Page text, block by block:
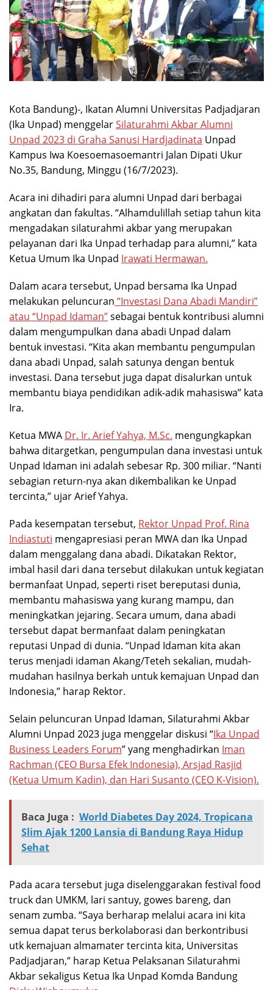
Kota Bandung)-, Ikatan Alumni Universitas Padjadjaran
(Ika Unpad) menggelarSilaturahmi Akbar Alumni
Unpad 2023 di Graha Sanusi Hardjadinata Unpad
Kampus Iwa Koesoemasoemantri Jalan Dipati Ukur
No.35, Bandung, Minggu (16/7/2023).
Acara ini dihadiri para alumni Unpad dari berbagai
angkatan dan fakultas. “Alhamdulillah setiap tahun kita
mengadakan silaturahmi akbar yang merupakan
pelayanan dari Ika Unpad terhadap para alumni,” kata
Ketua Umum Ika Unpad Irawati Hermawan.
Dalam acara tersebut, Unpad bersama Ika Unpad
melakukan peluncuran “Investasi Dana Abadi Mandiri”
atau “Unpad Idaman”sebagai bentuk kontribusi alumni
dalam mengumpulkan dana abadi Unpad dalam
bentuk investasi. “Kita akan membantu pengumpulan
dana abadi Unpad, salah satunya dengan bentuk
investasi. Dana tersebut juga dapat disalurkan untuk
membantu biaya pendidikan adik-adik mahasiswa” kata
Ira.
Ketua MWA Dr. Ir. Arief Yahya, M.Sc. mengungkapkan
bahwa ditargetkan, pengumpulan dana investasi untuk
Unpad Idaman ini adalah sebesar Rp. 300 miliar. “Nanti
sebagian return-nya akan dikembalikan ke Unpad
tercinta,” ujar Arief Yahya.
Pada kesempatan tersebut, Rektor Unpad Prof. Rina
Indiastuti mengapresiasi peran MWA dan Ika Unpad
dalam menggalang dana abadi. Dikatakan Rektor,
imbal hasil dari dana tersebut dilakukan untuk kegiatan
bermanfaat Unpad, seperti riset bereputasi dunia,
membantu mahasiswa yang kurang mampu, dan
meningkatkan jejaring. Secara umum, dana abadi
tersebut dapat bermanfaat dalam peningkatan
reputasi Unpad di dunia. “Unpad Idaman kita akan
terus menjadi idaman Akang/Teteh sekalian, mudah-
mudahan hasilnya berkah untuk kemajuan Unpad dan
Indonesia,” harap Rektor.
Selain peluncuran Unpad Idaman, Silaturahmi Akbar
Alumni Unpad 2023 juga menggelar diskusi “Ika Unpad
Business Leaders Forum” yang menghadirkan Iman
Rachman (CEO Bursa Efek Indonesia), Arsjad Rasjid
(Ketua Umum Kadin), dan Hari Susanto (CEO K-Vision).
Baca Juga : World Diabetes Day 2024, Tropicana
Slim Ajak 1200 Lansia di Bandung Raya Hidup
Sehat
Pada acara tersebut juga diselenggarakan festival food
truck dan UMKM, lari santuy, gowes bareng, dan
senam zumba. “Saya berharap melalui acara ini kita
semua dapat terus berkolaborasi dan berkontribusi
utk kemajuan almamater tercinta kita, Universitas
Padjadjaran,” harap Ketua Pelaksanan Silaturahmi
Akbar sekaligus Ketua Ika Unpad Komda Bandung